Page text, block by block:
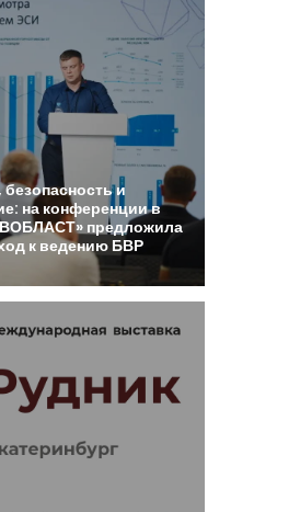
безопасностьи
на конференциив
предложила
к ведению БВР